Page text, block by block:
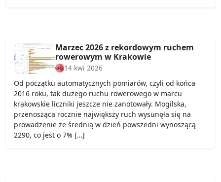
Marzec 2026 z rekordowym ruchem
rowerowym w Krakowie
14 kwi 2026
Od początku automatycznych pomiarów, czyli od końca
2016 roku, tak dużego ruchu rowerowego w marcu
krakowskie liczniki jeszcze nie zanotowały. Mogilska,
przenosząca rocznie największy ruch wysunęła się na
prowadzenie ze średnią w dzień powszedni wynoszącą
2290, co jest o 7% […]